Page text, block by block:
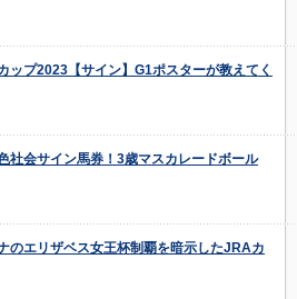
ップ2023【サイン】G1ポスターが教えてく
社会サイン馬券！3歳マスカレードボール
のエリザベス女王杯制覇を暗示したJRAカ